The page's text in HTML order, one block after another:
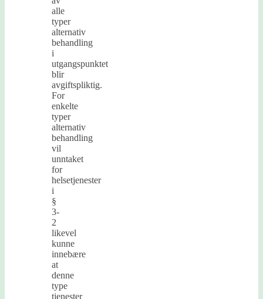
alle
typer
alternativ
behandling
i
utgangspunktet
blir
avgiftspliktig.
For
enkelte
typer
alternativ
behandling
vil
unntaket
for
helsetjenester
i
§
3-
2
likevel
kunne
innebære
at
denne
type
tjenester